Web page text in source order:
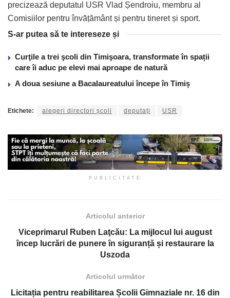
precizează deputatul USR Vlad Șendroiu, membru al
Comisiilor pentru învățământ și pentru tineret și sport.
S-ar putea să te intereseze și
Curţile a trei şcoli din Timişoara, transformate în spații
care îi aduc pe elevi mai aproape de natură
A doua sesiune a Bacalaureatului începe în Timiș
Etichete: alegeri directori școli deputați USR
PUBLICITATE
Articolul anterior
Viceprimarul Ruben Laţcău: La mijlocul lui august
încep lucrări de punere în siguranță și restaurare la
Uszoda
Articolul următor
Licitația pentru reabilitarea Școlii Gimnaziale nr. 16 din